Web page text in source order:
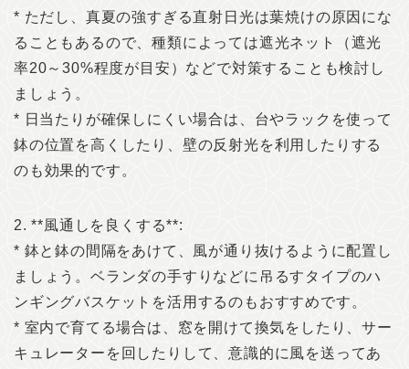
* ただし、真夏の強すぎる直射日光は葉焼けの原因にな
ることもあるので、種類によっては遮光ネット（遮光
率20～30%程度が目安）などで対策することも検討し
ましょう。
* 日当たりが確保しにくい場合は、台やラックを使って
鉢の位置を高くしたり、壁の反射光を利用したりする
のも効果的です。
2. **風通しを良くする**:
* 鉢と鉢の間隔をあけて、風が通り抜けるように配置し
ましょう。ベランダの手すりなどに吊るすタイプのハ
ンギングバスケットを活用するのもおすすめです。
* 室内で育てる場合は、窓を開けて換気をしたり、サー
キュレーターを回したりして、意識的に風を送ってあ